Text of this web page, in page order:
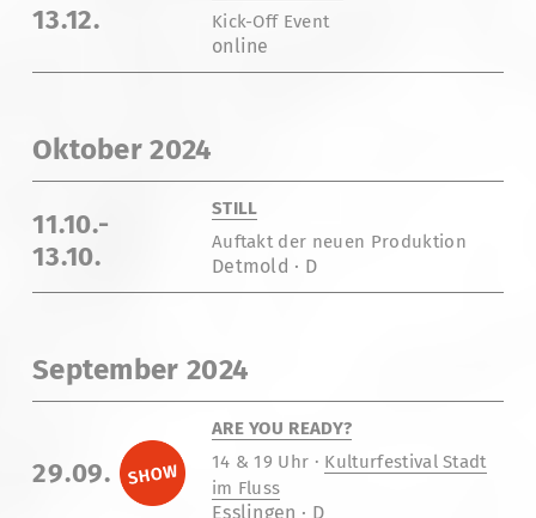
13.12.
Kick-Off Event
online
Oktober 2024
11.10.-
13.10.
STILL
Auftakt der neuen Produktion
Detmold · D
September 2024
29.09.
ARE YOU READY?
14 & 19 Uhr · Kulturfestival Stadt
im Fluss
Esslingen · D